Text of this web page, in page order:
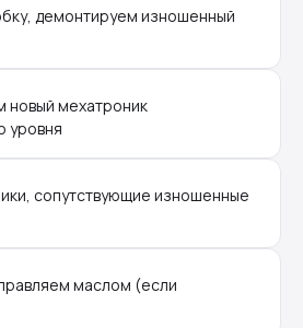
демонтируем изношенный
новый мехатроник
уровня
сопутствующие изношенные
маслом (если